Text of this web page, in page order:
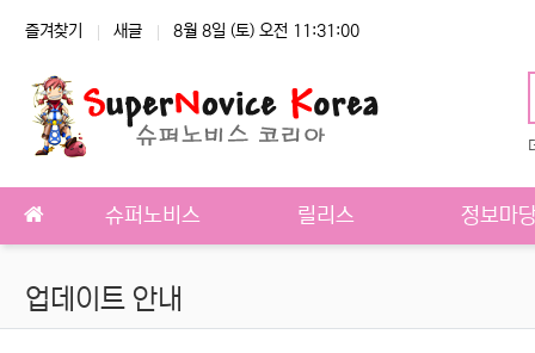
상단 네비
즐겨찾기 새글 8월 8일 (토) 오전 11:31:00
메인 메뉴슈퍼노비스 릴리스 정보마
업데이트 안내